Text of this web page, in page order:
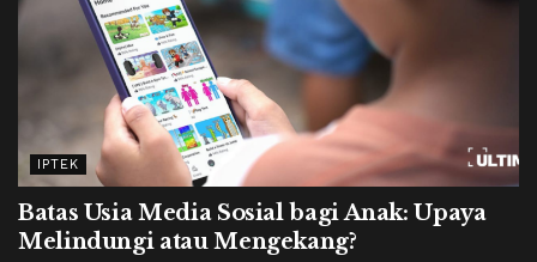
IPTEK
Batas Usia Media Sosial bagi Anak: Upaya
Melindungi atau Mengekang?